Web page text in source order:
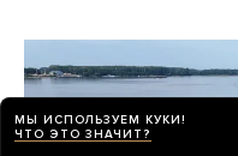
МЫ ИСПОЛЬЗУЕМ КУКИ!
ЧТО ЭТО ЗНАЧИТ?